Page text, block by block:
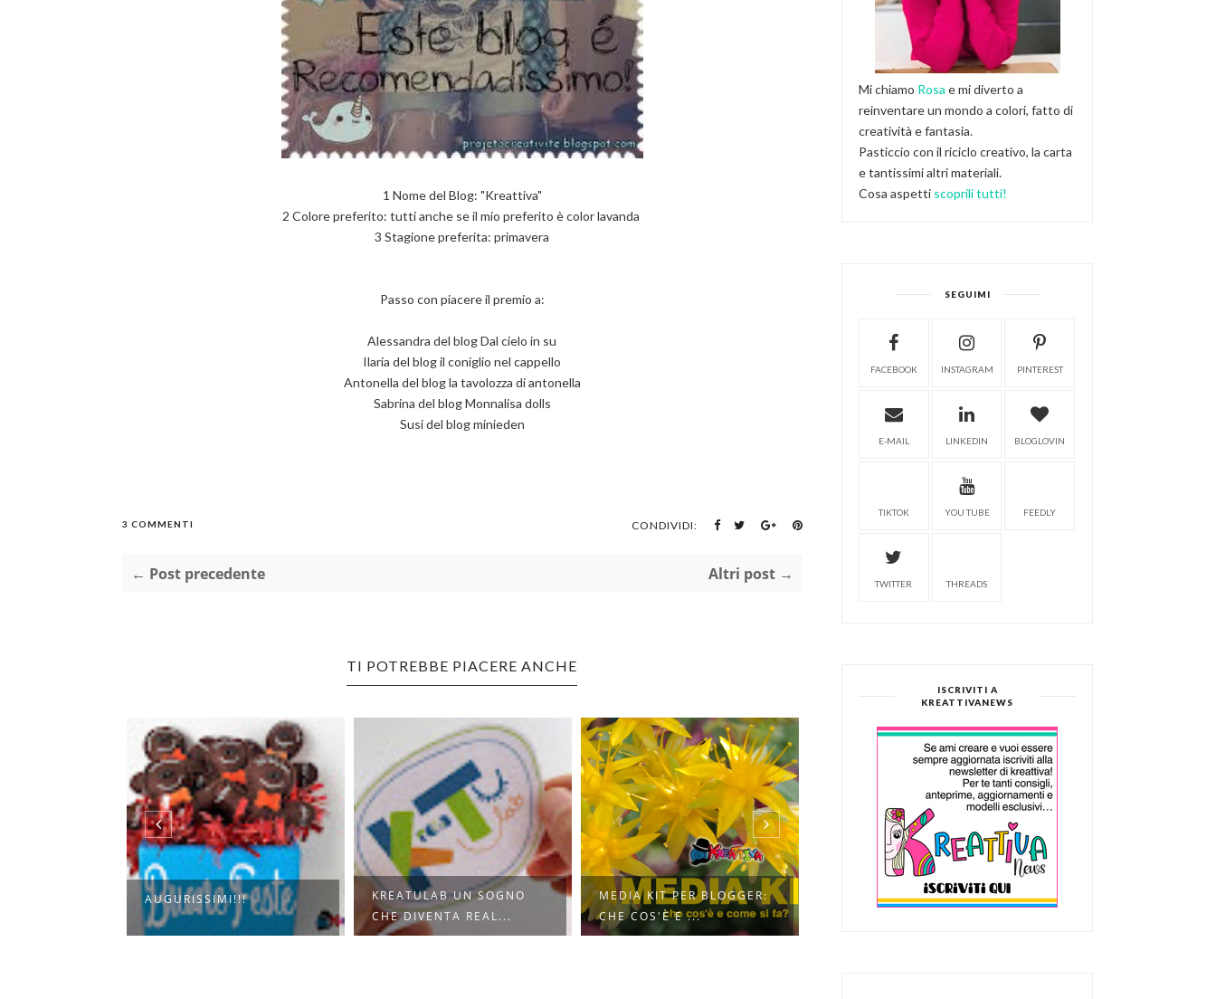
1 Nome del Blog: "Kreattiva"
2 Colore preferito: tutti anche se il mio preferito è color lavanda
3 Stagione preferita: primavera
Passo con piacere il premio a:
Alessandra del blog Dal cielo in su
Ilaria del blog il coniglio nel cappello
Antonella del blog la tavolozza di antonella
Sabrina del blog Monnalisa dolls
Susi del blog minieden
3 COMMENTI CONDIVIDI:
← Post precedente Altri post →
TI POTREBBE PIACERE ANCHE
AUGURISSIMI!!!
KREATULAB UN SOGNO
CHE DIVENTA REAL...
MEDIA KIT PER BLOGGER:
CHE COS'È E ...
SECONDO NUMERO
Mi chiamo Rosa e mi diverto a
reinventare un mondo a colori, fatto di
creatività e fantasia.
Pasticcio con il riciclo creativo, la carta
e tantissimi altri materiali.
Cosa aspetti scoprili tutti!
SEGUIMI
FACEBOOK INSTAGRAM PINTEREST
E-MAIL LINKEDIN BLOGLOVIN
TIKTOK YOU TUBE FEEDLY
TWITTER THREADS
ISCRIVITI A
KREATTIVANEWS